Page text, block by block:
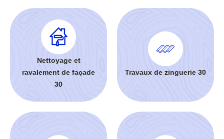
Nettoyage et
ravalement de façade
30
Travaux de zinguerie 30